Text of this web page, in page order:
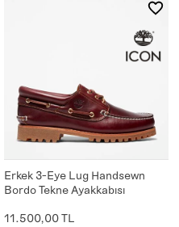
Erkek 3-Eye Lug Handsewn
Bordo Tekne Ayakkabısı
11.500,00 TL